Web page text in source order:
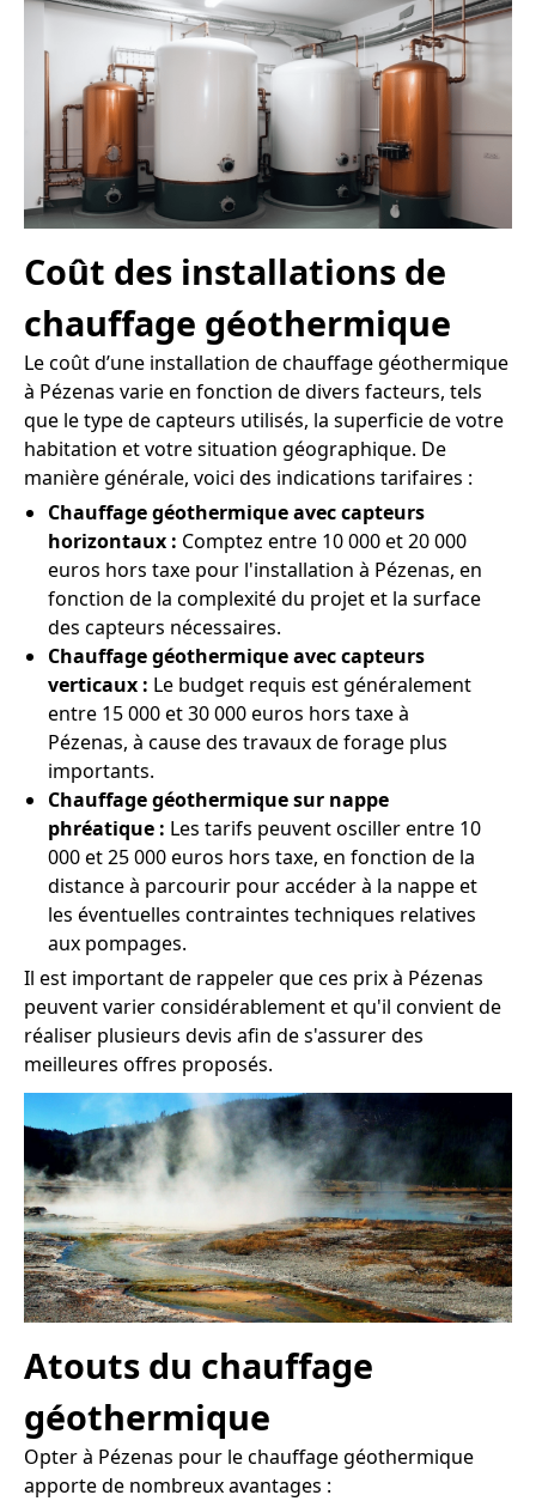
Coût des installations de
chauffage géothermique
Le coût d’une installation de chauffage géothermique
à Pézenas varie en fonction de divers facteurs, tels
que le type de capteurs utilisés, la superficie de votre
habitation et votre situation géographique. De
manière générale, voici des indications tarifaires :
Chauffage géothermique avec capteurs
horizontaux : Comptez entre 10 000 et 20 000
euros hors taxe pour l'installation à Pézenas, en
fonction de la complexité du projet et la surface
des capteurs nécessaires.
Chauffage géothermique avec capteurs
verticaux : Le budget requis est généralement
entre 15 000 et 30 000 euros hors taxe à
Pézenas, à cause des travaux de forage plus
importants.
Chauffage géothermique sur nappe
phréatique : Les tarifs peuvent osciller entre 10
000 et 25 000 euros hors taxe, en fonction de la
distance à parcourir pour accéder à la nappe et
les éventuelles contraintes techniques relatives
aux pompages.
Il est important de rappeler que ces prix à Pézenas
peuvent varier considérablement et qu'il convient de
réaliser plusieurs devis afin de s'assurer des
meilleures offres proposés.
Atouts du chauffage
géothermique
Opter à Pézenas pour le chauffage géothermique
apporte de nombreux avantages :